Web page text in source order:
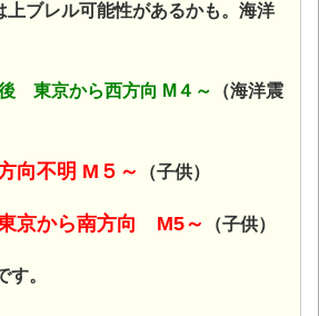
上ブレル可能性があるかも。海洋
後 東京から西方向 M４～
（海洋震
向不明 M５～ （子供）
京から南方向 M5～ （子供）
。